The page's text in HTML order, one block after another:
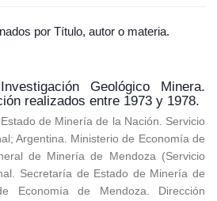
por Título, autor o materia.
Geológico Minera.
realizados entre 1973 y 1978.
de Minería de la Nación. Servicio
; Argentina. Ministerio de Economía de
de Minería de Mendoza (Servicio
Secretaría de Estado de Minería de
Economía de Mendoza. Dirección